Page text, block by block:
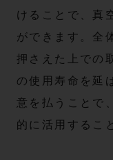
けることで、真
ができます。全
押さえた上での
の使用寿命を延
意を払うことで
的に活用するこ